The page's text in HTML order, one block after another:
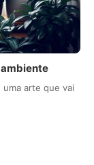
arte que vai